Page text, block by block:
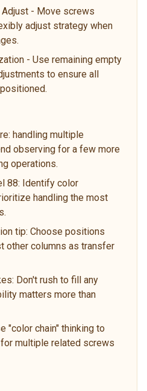
Adjust - Move screws
adjust strategy when
- Use remaining empty
to ensure all
handling multiple
observing for a few more
operations.
88: Identify color
handling the most
tip: Choose positions
other columns as transfer
Don't rush to fill any
matters more than
"color chain" thinking to
multiple related screws